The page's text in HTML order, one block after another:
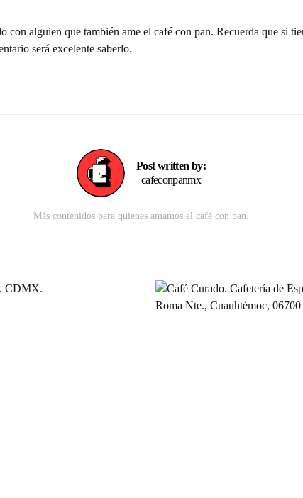
con alguien que también ame el café con pan. Recuerda que si
será excelente saberlo.
Post written by:
cafeconpanmx
Más contenidos para quienes amamos el café con pan.